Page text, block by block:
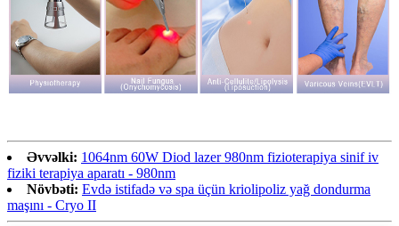
Əvvəlki: 1064nm 60W Diod lazer 980nm fizioterapiya sinif iv
fiziki terapiya aparatı - 980nm
Növbəti: Evdə istifadə və spa üçün kriolipoliz yağ dondurma
maşını - Cryo II